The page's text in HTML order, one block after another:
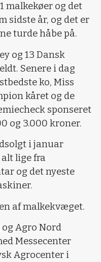
malkekøer og det
sidste år, og det er
turde håbe på.
og 13 Dansk
Senere i dag
ko, Miss
kåret og de
sponseret
og 3.000 kroner.
i januar
alt lige fra
og det nyeste
af malkekvæget.
Agro Nord
Messecenter
Agrocenter i